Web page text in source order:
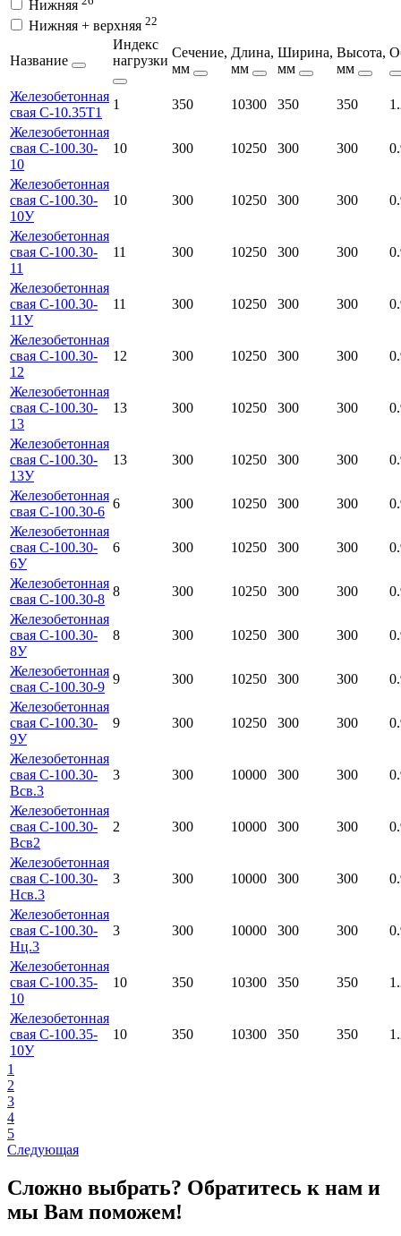
Нижняя
Нижняя + верхняя 22
Название
Индекс
нагрузки
Сечение,
мм
Длина,
мм
Ширина,
мм
Высота,
мм
Железобетонная
свая С-10.35Т1
1 350 10300 350 350
Железобетонная
свая С-100.30-
10
10 300 10250 300 300
Железобетонная
свая С-100.30-
10У
10 300 10250 300 300
Железобетонная
свая С-100.30-
11
11 300 10250 300 300
Железобетонная
свая С-100.30-
11У
11 300 10250 300 300
Железобетонная
свая С-100.30-
12
12 300 10250 300 300
Железобетонная
свая С-100.30-
13
13 300 10250 300 300
Железобетонная
свая С-100.30-
13У
13 300 10250 300 300
Железобетонная
свая С-100.30-6
6 300 10250 300 300
Железобетонная
свая С-100.30-
6У
6 300 10250 300 300
Железобетонная
свая С-100.30-8
8 300 10250 300 300
Железобетонная
свая С-100.30-
8У
8 300 10250 300 300
Железобетонная
свая С-100.30-9
9 300 10250 300 300
Железобетонная
свая С-100.30-
9У
9 300 10250 300 300
Железобетонная
свая С-100.30-
Всв.3
3 300 10000 300 300
Железобетонная
свая С-100.30-
Всв2
2 300 10000 300 300
Железобетонная
свая С-100.30-
Нсв.3
3 300 10000 300 300
Железобетонная
свая С-100.30-
Нц.3
3 300 10000 300 300
Железобетонная
свая С-100.35-
10
10 350 10300 350 350
Железобетонная
свая С-100.35-
10У
10 350 10300 350 350
1
2
3
4
5
Следующая
Сложно выбрать? Обратитесь к нам и
мы Вам поможем!